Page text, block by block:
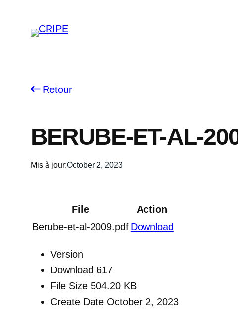
Retour
BERUBE-ET-AL-
Mis à jour:October 2, 2023
File
Action
Berube-et-al-2009.pdf Download
Version
Download 617
File Size 504.20 KB
Create Date October 2, 2023